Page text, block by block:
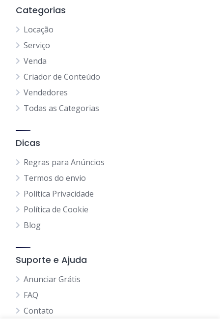
Categorias
Locação
Serviço
Venda
Criador de Conteúdo
Vendedores
Todas as Categorias
Dicas
Regras para Anúncios
Termos do envio
Política Privacidade
Política de Cookie
Blog
Suporte e Ajuda
Anunciar Grátis
FAQ
Contato